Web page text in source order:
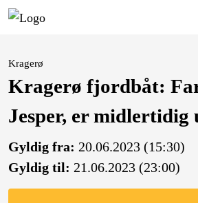
Kragerø
Kragerø fjordbåt:
Jesper, er midlertidig
Gyldig fra: 20.06.2023 (15:30)
Gyldig til: 21.06.2023 (23:00)